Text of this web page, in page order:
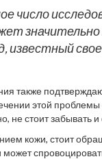
число
известный
также
этой проблемы
не стоит
кожи, стоит
может